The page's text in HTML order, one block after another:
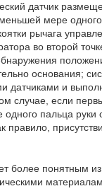
датчик
мере
рычага
во второй
основания;
датчиками и
случае, если
пальца руки
правило,
более понятным